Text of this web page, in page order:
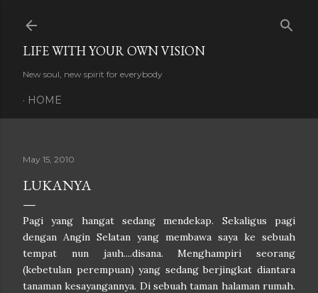
LIFE WITH YOUR OWN VISION
New soul, new spirit for everybody
HOME
May 15, 2010
LUKANYA
Pagi yang hangat sedang mendekap. Sekaligus pagi
dengan Angin Selatan yang membawa saya ke sebuah
tempat nun jauh....disana. Menghampiri seorang
(kebetulan perempuan) yang sedang berjingkat diantara
tanaman kesayangannya. Di sebuah taman halaman rumah.